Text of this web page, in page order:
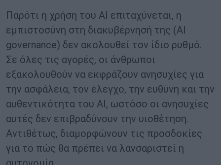
Παρότι η χρήση του AI επιταχύνεται, η
εμπιστοσύνη στη διακυβέρνησή της (AI
governance) δεν ακολουθεί τον ίδιο ρυθμό.
Σε όλες τις αγορές, οι άνθρωποι
εξακολουθούν να εκφράζουν ανησυχίες για
την ασφάλεια, τον έλεγχο, την ευθύνη και την
αυθεντικότητα του AI, ωστόσο οι ανησυχίες
αυτές δεν επιβραδύνουν την υιοθέτηση.
Αντιθέτως, διαμορφώνουν τις προσδοκίες
για το πώς θα πρέπει να λανσαριστεί η